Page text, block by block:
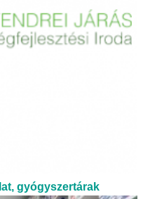
gyógyszertárak